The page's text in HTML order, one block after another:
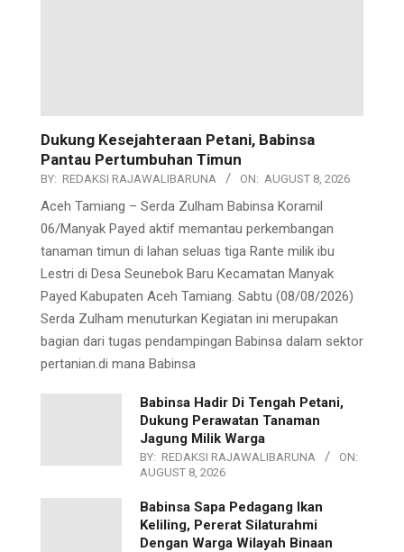
Dukung Kesejahteraan Petani, Babinsa
Pantau Pertumbuhan Timun
BY: REDAKSI RAJAWALIBARUNA ON: AUGUST 8, 2026
Aceh Tamiang – Serda Zulham Babinsa Koramil
06/Manyak Payed aktif memantau perkembangan
tanaman timun di lahan seluas tiga Rante milik ibu
Lestri di Desa Seunebok Baru Kecamatan Manyak
Payed Kabupaten Aceh Tamiang. Sabtu (08/08/2026)
Serda Zulham menuturkan Kegiatan ini merupakan
bagian dari tugas pendampingan Babinsa dalam sektor
pertanian.di mana Babinsa
Babinsa Hadir Di Tengah Petani,
Dukung Perawatan Tanaman
Jagung Milik Warga
BY: REDAKSI RAJAWALIBARUNA
ON:
AUGUST 8, 2026
Babinsa Sapa Pedagang Ikan
Keliling, Pererat Silaturahmi
Dengan Warga Wilayah Binaan